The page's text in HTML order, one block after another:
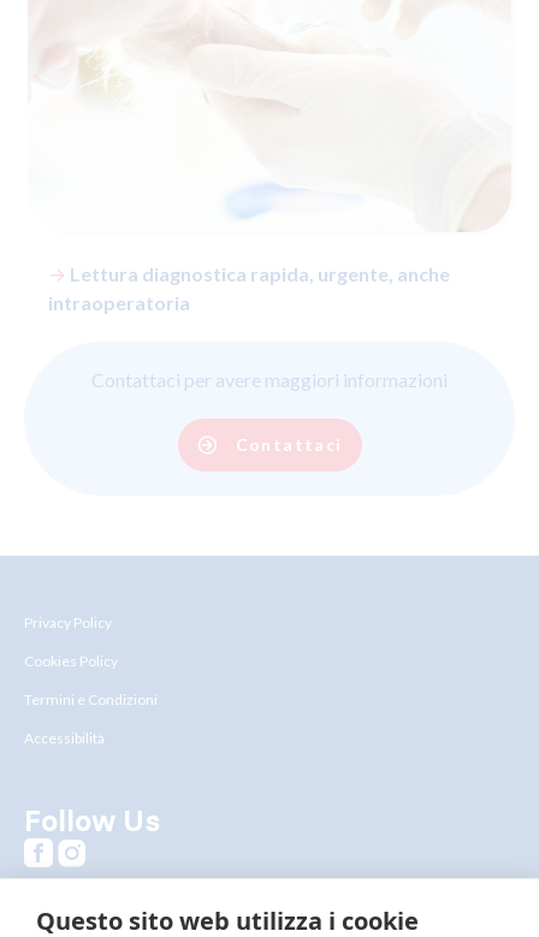
Questo sito web utilizza i cookie
→ Lettura diagnostica rapida, urgente, anche
intraoperatoria
Contattaci per avere maggiori informazioni
Contattaci
Privacy Policy
Cookies Policy
Termini e Condizioni
Accessibilità
Follow Us